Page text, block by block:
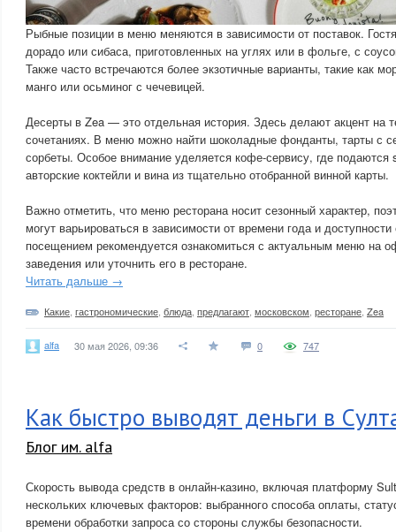
Рыбные позиции в меню меняются в зависимости от поставок.
дорадо или сибаса, приготовленных на углях или в фольге, с
Также часто встречаются более экзотичные варианты, такие как
манго или осьминог с чечевицей.
Десерты в Zea — это отдельная история. Здесь делают акцент на
сочетаниях. В меню можно найти шоколадные фонданты, тарты с
сорбеты. Особое внимание уделяется кофе-сервису, где
авторские коктейли и вина из тщательно отобранной винной карты.
Важно отметить, что меню ресторана носит сезонный характер,
могут варьироваться в зависимости от времени года и
посещением рекомендуется ознакомиться с актуальным меню на
заведения или уточнить его в ресторане.
Читать дальше →
Какие гастрономические блюда предлагают московском ресторане Zea
alfa 30 мая 2026, 09:36 0 747
Как быстро выводят деньги в
Блог им. alfa
Скорость вывода средств в онлайн-казино, включая платформу
нескольких ключевых факторов: выбранного способа оплаты,
времени обработки запроса со стороны службы безопасности.